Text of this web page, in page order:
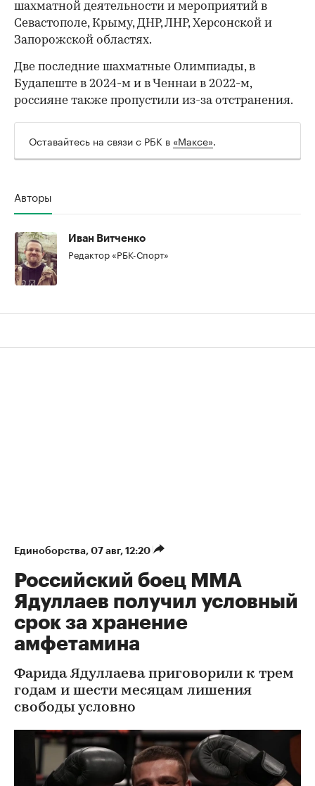
шахматной деятельности и мероприятий в
Севастополе, Крыму, ДНР, ЛНР, Херсонской и
Запорожской областях.
Две последние шахматные Олимпиады, в
Будапеште в 2024-м и в Ченнаи в 2022-м,
россияне также пропустили из-за отстранения.
Оставайтесь на связи с РБК в «Максе».
Авторы
Иван Витченко
Редактор «РБК-Спорт»
Единоборства⁠, 07 авг, 12:20
Российский боец ММА
Ядуллаев получил условный
срок за хранение
амфетамина
Фарида Ядуллаева приговорили к трем
годам и шести месяцам лишения
свободы условно